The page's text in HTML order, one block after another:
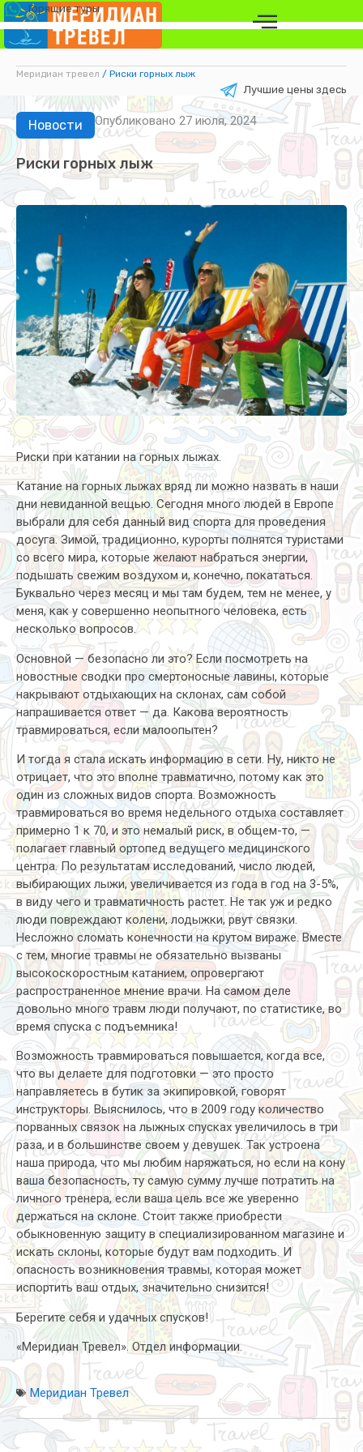
Горящие туры
Лучшие цены здесь
Меридиан тревел / Риски горных лыж
Новости Опубликовано 27 июля, 2024
Риски горных лыж
Риски при катании на горных лыжах.
Катание на горных лыжах вряд ли можно назвать в наши
дни невиданной вещью. Сегодня много людей в Европе
выбрали для себя данный вид спорта для проведения
досуга. Зимой, традиционно, курорты полнятся туристами
со всего мира, которые желают набраться энергии,
подышать свежим воздухом и, конечно, покататься.
Буквально через месяц и мы там будем, тем не менее, у
меня, как у совершенно неопытного человека, есть
несколько вопросов.
Основной — безопасно ли это? Если посмотреть на
новостные сводки про смертоносные лавины, которые
накрывают отдыхающих на склонах, сам собой
напрашивается ответ — да. Какова вероятность
травмироваться, если малоопытен?
И тогда я стала искать информацию в сети. Ну, никто не
отрицает, что это вполне травматично, потому как это
один из сложных видов спорта. Возможность
травмироваться во время недельного отдыха составляет
примерно 1 к 70, и это немалый риск, в общем-то, —
полагает главный ортопед ведущего медицинского
центра. По результатам исследований, число людей,
выбирающих лыжи, увеличивается из года в год на 3-5%,
в виду чего и травматичность растет. Не так уж и редко
люди повреждают колени, лодыжки, рвут связки.
Несложно сломать конечности на крутом вираже. Вместе
с тем, многие травмы не обязательно вызваны
высокоскоростным катанием, опровергают
распространенное мнение врачи. На самом деле
довольно много травм люди получают, по статистике, во
время спуска с подъемника!
Возможность травмироваться повышается, когда все,
что вы делаете для подготовки — это просто
направляетесь в бутик за экипировкой, говорят
инструкторы. Выяснилось, что в 2009 году количество
порванных связок на лыжных спусках увеличилось в три
раза, и в большинстве своем у девушек. Так устроена
наша природа, что мы любим наряжаться, но если на кону
ваша безопасность, ту самую сумму лучше потратить на
личного тренера, если ваша цель все же уверенно
держаться на склоне. Стоит также приобрести
обыкновенную защиту в специализированном магазине и
искать склоны, которые будут вам подходить. И
опасность возникновения травмы, которая может
испортить ваш отдых, значительно снизится!
Берегите себя и удачных спусков!
«Меридиан Тревел». Отдел информации.
Меридиан Тревел